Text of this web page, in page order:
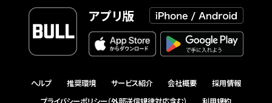
アプリ版
ヘルプ 推奨環境 サービス紹介 会社概要
採用情報